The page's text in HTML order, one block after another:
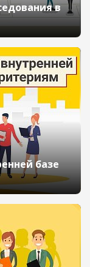
в
базе